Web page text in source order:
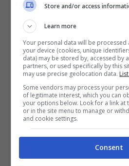
Store and/or access
Learn more
Your personal data will be
your device (cookies, unique
data) may be stored by, accessed by
partners, or used specifically by this
may use precise geolocation data.
Some vendors may process your
of legitimate interest, which you can
your options below. Look for a link at
or in the site menu to manage or
and cookie settings.
Consent